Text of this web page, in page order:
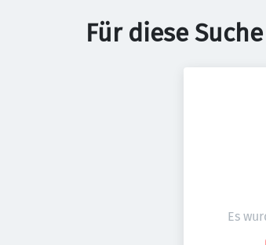
Für diese
Es